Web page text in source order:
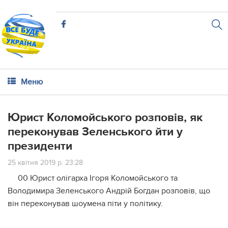
Меню
Юрист Коломойського розповів, як
переконував Зеленського йти у
президенти
25 квітня 2019 р. 23:28
00 Юрист олігарха Ігоря Коломойського та
Володимира Зеленського Андрій Богдан розповів, що
він переконував шоумена піти у політику.